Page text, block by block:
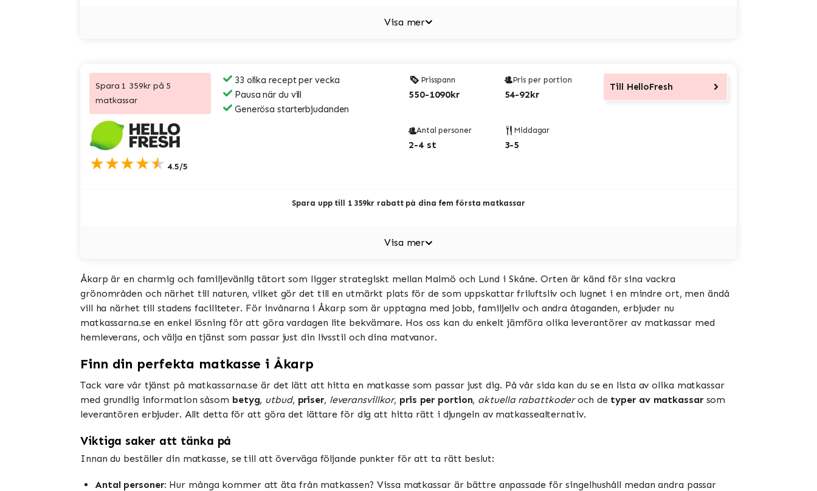
Visa mer
Spara 1 359kr på 5
matkassar
★★★★★ 4.5/5
33 olika recept per vecka
Pausa när du vill
Generösa starterbjudanden
Prisspann
550-1090kr
Pris per portion
54-92kr
Antal personer
2-4 st
Middagar
3-5
Till HelloFresh
Spara upp till 1 359kr rabatt på dina fem första matkassar
Visa mer
Åkarp är en charmig och familjevänlig tätort som ligger strategiskt mellan Malmö och Lund i Skåne. Orten är känd för sina vackra
grönområden och närhet till naturen, vilket gör det till en utmärkt plats för de som uppskattar friluftsliv och lugnet i en mindre ort, men ändå
vill ha närhet till stadens faciliteter. För invånarna i Åkarp som är upptagna med jobb, familjeliv och andra åtaganden, erbjuder nu
matkassarna.se en enkel lösning för att göra vardagen lite bekvämare. Hos oss kan du enkelt jämföra olika leverantörer av matkassar med
hemleverans, och välja en tjänst som passar just din livsstil och dina matvanor.
Finn din perfekta matkasse i Åkarp
Tack vare vår tjänst på matkassarna.se är det lätt att hitta en matkasse som passar just dig. På vår sida kan du se en lista av olika matkassar
med grundlig information såsom betyg, utbud, priser, leveransvillkor, pris per portion, aktuella rabattkoderoch de typer av matkassarsom
leverantören erbjuder. Allt detta för att göra det lättare för dig att hitta rätt i djungeln av matkassealternativ.
Viktiga saker att tänka på
Innan du beställer din matkasse, se till att överväga följande punkter för att ta rätt beslut:
Antal personer: Hur många kommer att äta från matkassen? Vissa matkassar är bättre anpassade för singelhushåll medan andra passar